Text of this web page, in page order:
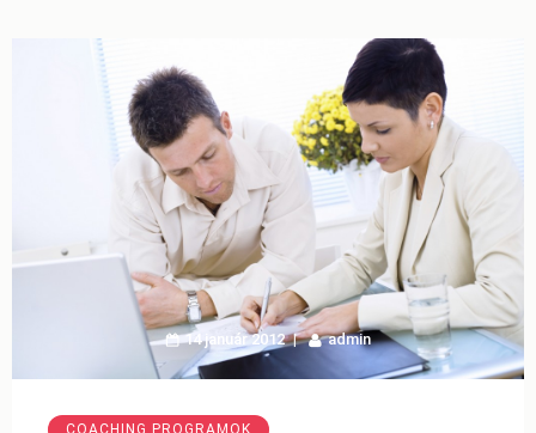
14 január 2012 admin
COACHING PROGRAMOK